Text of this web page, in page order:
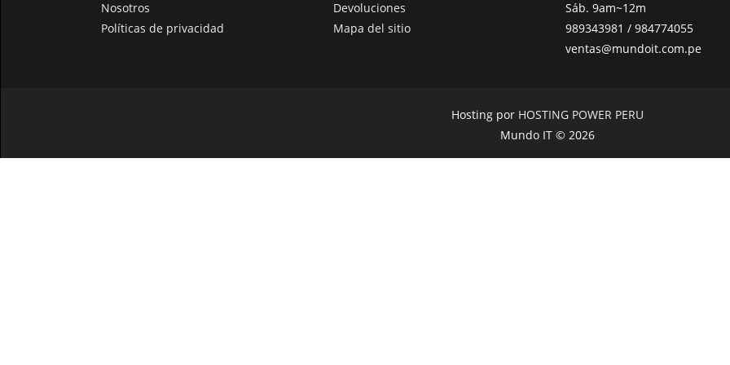
Nosotros
Políticas de privacidad
Devoluciones
Mapa del sitio
Sáb. 9am~12m
989343981 / 984774055
ventas@mundoit.com.pe
Hosting por HOSTING POWER PERU
Mundo IT © 2026